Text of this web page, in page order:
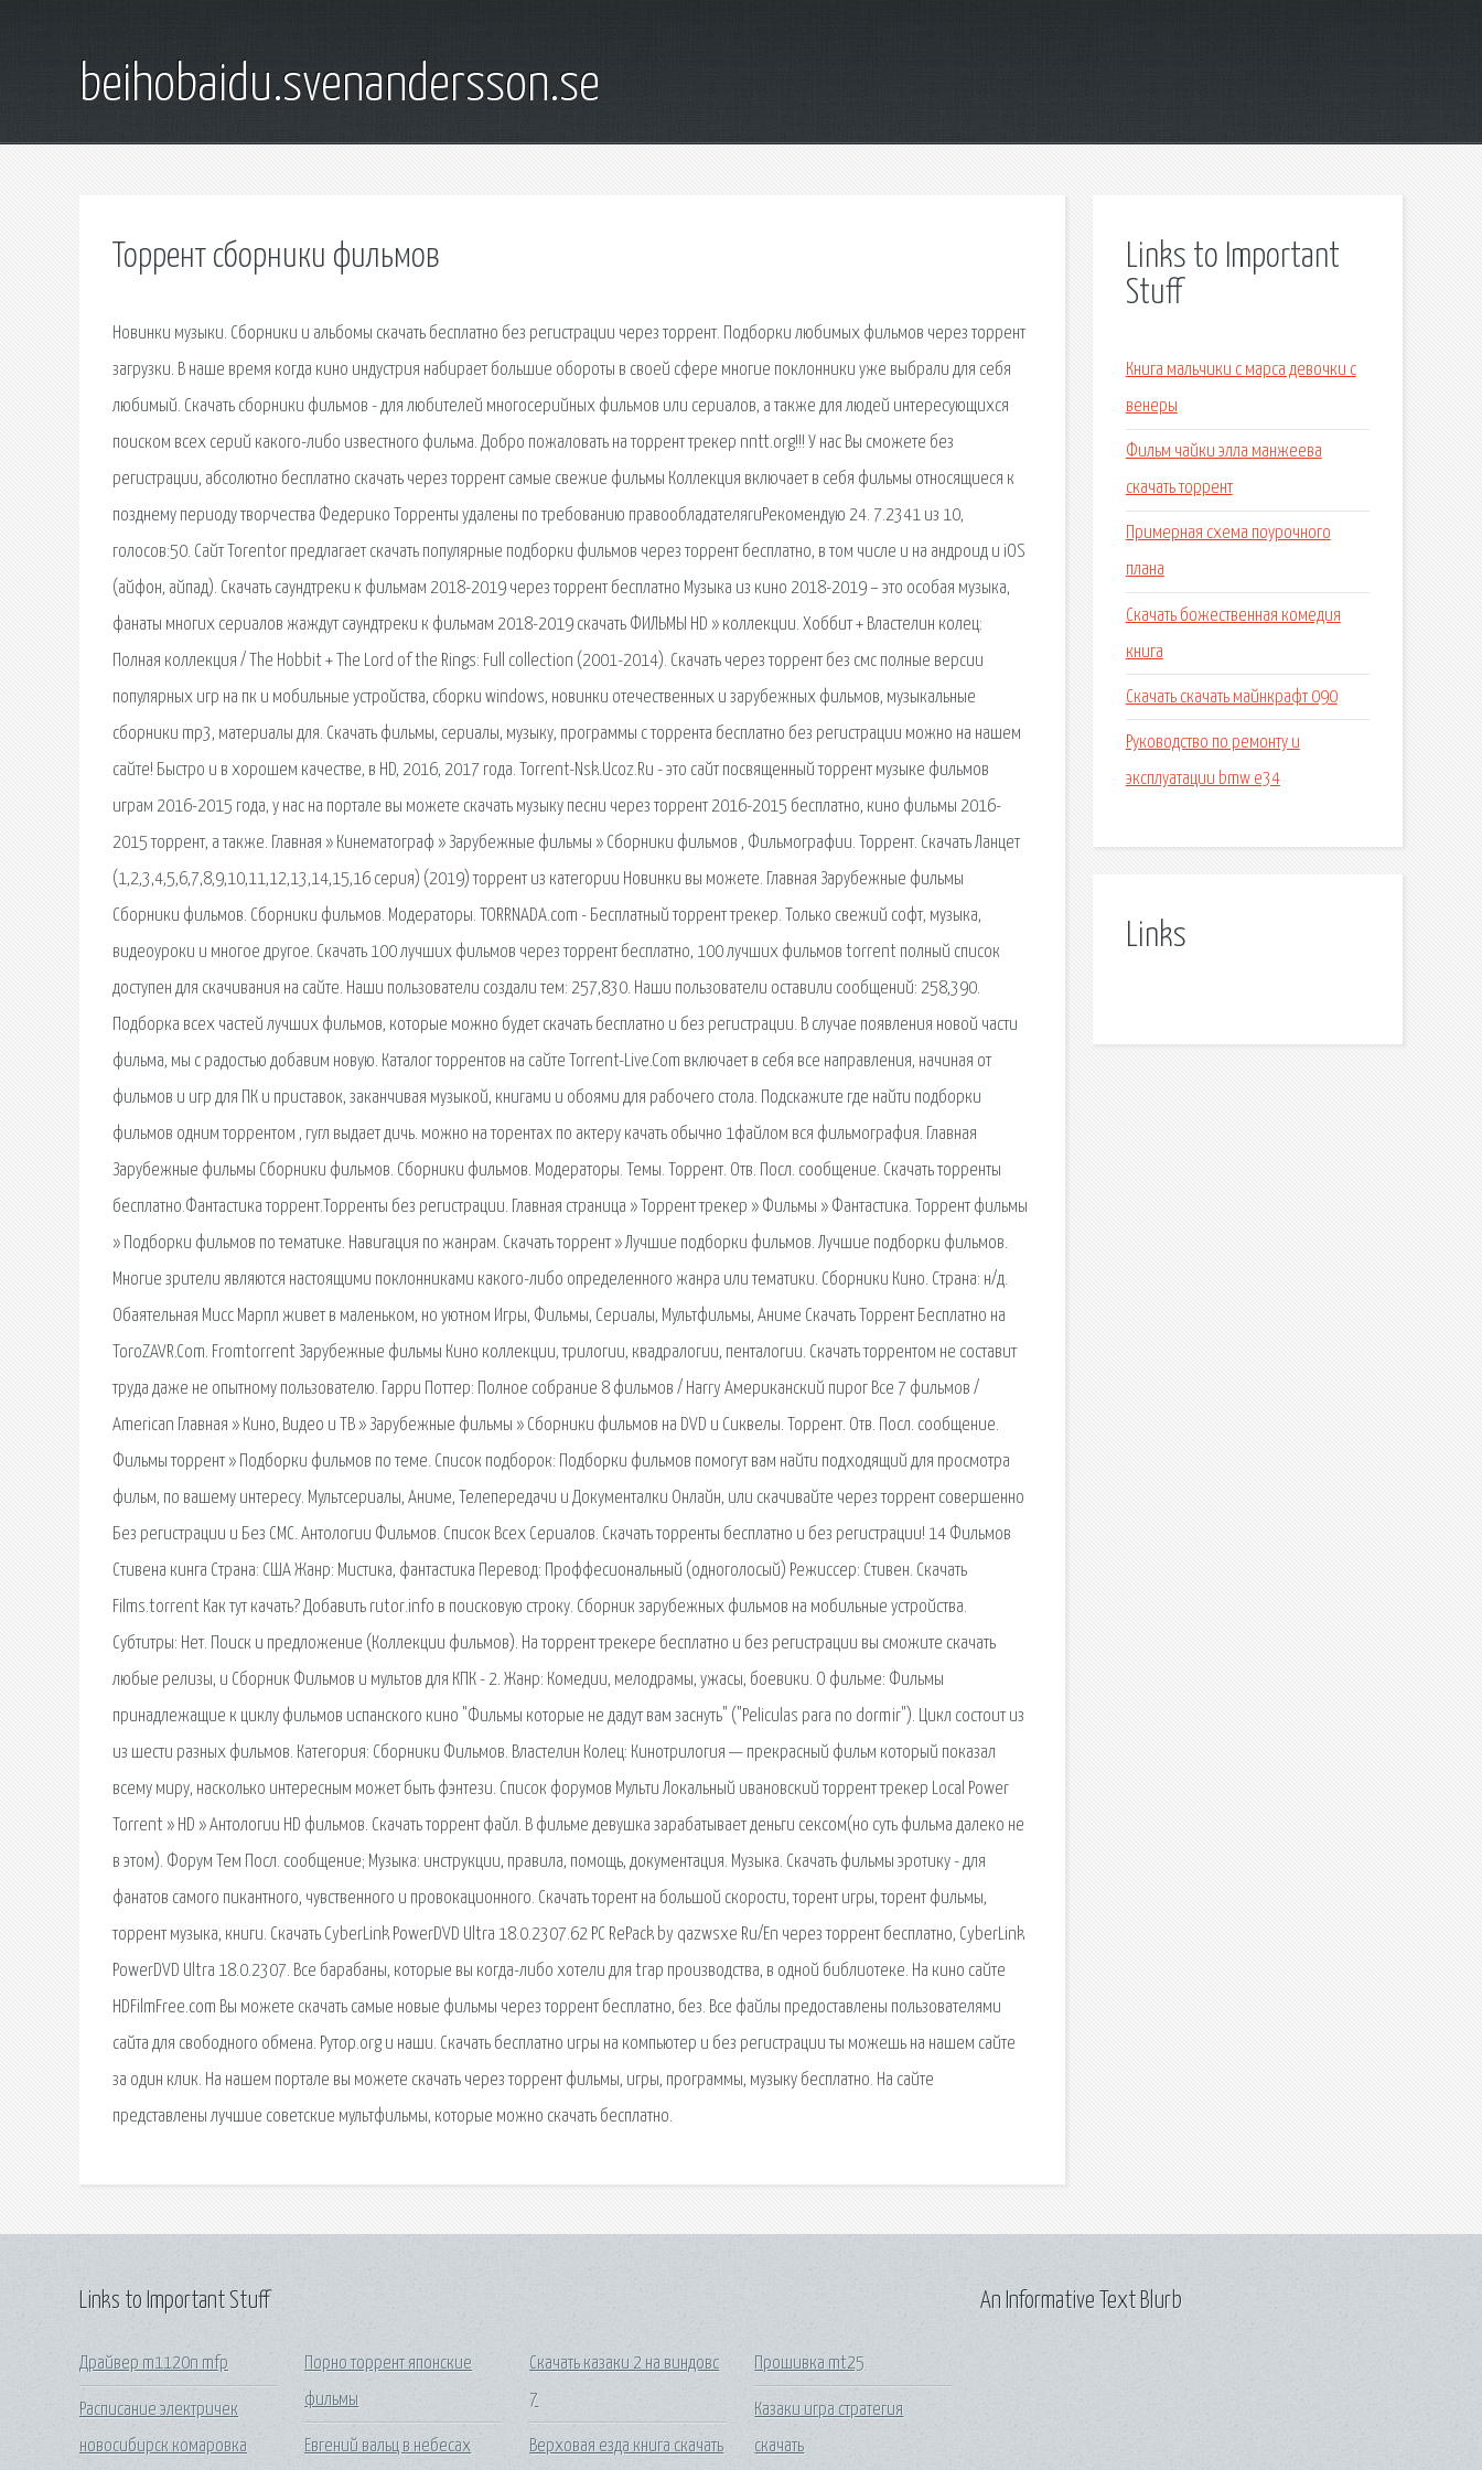
beihobaidu.svenandersson.se
Торрент сборники фильмов
Новинки музыки. Сборники и альбомы скачать бесплатно без регистрации через торрент. Подборки любимых фильмов через торрент
загрузки. В наше время когда кино индустрия набирает большие обороты в своей сфере многие поклонники уже выбрали для себя
любимый. Скачать сборники фильмов - для любителей многосерийных фильмов или сериалов, а также для людей интересующихся
поиском всех серий какого-либо известного фильма. Добро пожаловать на торрент трекер nntt.org!!! У нас Вы сможете без
регистрации, абсолютно бесплатно скачать через торрент самые свежие фильмы Коллекция включает в себя фильмы относящиеся к
позднему периоду творчества Федерико Торренты удалены по требованию правообладателяruРекомендую 24. 7.2341 из 10,
голосов:50. Сайт Torentor предлагает скачать популярные подборки фильмов через торрент бесплатно, в том числе и на андроид и iOS
(айфон, айпад). Скачать саундтреки к фильмам 2018-2019 через торрент бесплатно Музыка из кино 2018-2019 – это особая музыка,
фанаты многих сериалов жаждут саундтреки к фильмам 2018-2019 скачать ФИЛЬМЫ HD » коллекции. Хоббит + Властелин колец:
Полная коллекция / The Hobbit + The Lord of the Rings: Full collection (2001-2014). Скачать через торрент без смс полные версии
популярных игр на пк и мобильные устройства, сборки windows, новинки отечественных и зарубежных фильмов, музыкальные
сборники mp3, материалы для. Скачать фильмы, сериалы, музыку, программы с торрента бесплатно без регистрации можно на нашем
сайте! Быстро и в хорошем качестве, в HD, 2016, 2017 года. Torrent-Nsk.Ucoz.Ru - это сайт посвященный торрент музыке фильмов
играм 2016-2015 года, у нас на портале вы можете скачать музыку песни через торрент 2016-2015 бесплатно, кино фильмы 2016-
2015 торрент, а также. Главная » Кинематограф » Зарубежные фильмы » Сборники фильмов , Фильмографии. Торрент. Скачать Ланцет
(1,2,3,4,5,6,7,8,9,10,11,12,13,14,15,16 серия) (2019) торрент из категории Новинки вы можете. Главная Зарубежные фильмы
Сборники фильмов. Сборники фильмов. Модераторы. TORRNADA.com - Бесплатный торрент трекер. Только свежий софт, музыка,
видеоуроки и многое другое. Скачать 100 лучших фильмов через торрент бесплатно, 100 лучших фильмов torrent полный список
доступен для скачивания на сайте. Наши пользователи создали тем: 257,830. Наши пользователи оставили сообщений: 258,390.
Подборка всех частей лучших фильмов, которые можно будет скачать бесплатно и без регистрации. В случае появления новой части
фильма, мы с радостью добавим новую. Каталог торрентов на сайте Torrent-Live.Com включает в себя все направления, начиная от
фильмов и игр для ПК и приставок, заканчивая музыкой, книгами и обоями для рабочего стола. Подскажите где найти подборки
фильмов одним торрентом , гугл выдает дичь. можно на торентах по актеру качать обычно 1файлом вся фильмография. Главная
Зарубежные фильмы Сборники фильмов. Сборники фильмов. Модераторы. Темы. Торрент. Отв. Посл. сообщение. Скачать торренты
бесплатно.Фантастика торрент.Торренты без регистрации. Главная страница » Торрент трекер » Фильмы » Фантастика. Торрент фильмы
» Подборки фильмов по тематике. Навигация по жанрам. Скачать торрент » Лучшие подборки фильмов. Лучшие подборки фильмов.
Многие зрители являются настоящими поклонниками какого-либо определенного жанра или тематики. Сборники Кино. Страна: н/д.
Обаятельная Мисс Марпл живет в маленьком, но уютном Игры, Фильмы, Сериалы, Мультфильмы, Аниме Скачать Торрент Бесплатно на
ToroZAVR.Com. Fromtorrent Зарубежные фильмы Кино коллекции, трилогии, квадралогии, пенталогии. Скачать торрентом не составит
труда даже не опытному пользователю. Гарри Поттер: Полное собрание 8 фильмов / Harry Американский пирог Все 7 фильмов /
American Главная » Кино, Видео и ТВ » Зарубежные фильмы » Сборники фильмов на DVD и Сиквелы. Торрент. Отв. Посл. сообщение.
Фильмы торрент » Подборки фильмов по теме. Список подборок: Подборки фильмов помогут вам найти подходящий для просмотра
фильм, по вашему интересу. Мультсериалы, Аниме, Телепередачи и Документалки Онлайн, или скачивайте через торрент совершенно
Без регистрации и Без СМС. Антологии Фильмов. Список Всех Сериалов. Скачать торренты бесплатно и без регистрации! 14 Фильмов
Стивена кинга Страна: США Жанр: Мистика, фантастика Перевод: Проффесиональный (одноголосый) Режиссер: Стивен. Скачать
Films.torrent Как тут качать? Добавить rutor.info в поисковую строку. Сборник зарубежных фильмов на мобильные устройства.
Субтитры: Нет. Поиск и предложение (Коллекции фильмов). На торрент трекере бесплатно и без регистрации вы сможите скачать
любые релизы, и Сборник Фильмов и мультов для КПК - 2. Жанр: Комедии, мелодрамы, ужасы, боевики. О фильме: Фильмы
принадлежащие к циклу фильмов испанского кино "Фильмы которые не дадут вам заснуть" ("Peliculas para no dormir"). Цикл состоит из
из шести разных фильмов. Категория: Сборники Фильмов. Властелин Колец: Кинотрилогия — прекрасный фильм который показал
всему миру, насколько интересным может быть фэнтези. Список форумов Мульти Локальный ивановский торрент трекер Local Power
Torrent » HD » Антологии HD фильмов. Скачать торрент файл. В фильме девушка зарабатывает деньги сексом(но суть фильма далеко не
в этом). Форум Тем Посл. сообщение; Музыка: инструкции, правила, помощь, документация. Музыка. Скачать фильмы эротику - для
фанатов самого пикантного, чувственного и провокационного. Скачать торент на большой скорости, торент игры, торент фильмы,
торрент музыка, книги. Скачать CyberLink PowerDVD Ultra 18.0.2307.62 РС RePack by qazwsxe Ru/En через торрент бесплатно, CyberLink
PowerDVD Ultra 18.0.2307. Все барабаны, которые вы когда-либо хотели для trap производства, в одной библиотеке. На кино сайте
HDFilmFree.com Вы можете скачать самые новые фильмы через торрент бесплатно, без. Все файлы предоставлены пользователями
сайта для свободного обмена. Рутор.org и наши. Скачать бесплатно игры на компьютер и без регистрации ты можешь на нашем сайте
за один клик. На нашем портале вы можете скачать через торрент фильмы, игры, программы, музыку бесплатно. На сайте
представлены лучшие советские мультфильмы, которые можно скачать бесплатно.
Links to Important
Stuff
Книга мальчики с марса девочки с
венеры
Фильм чайки элла манжеева
скачать торрент
Примерная схема поурочного
плана
Скачать божественная комедия
книга
Скачать скачать майнкрафт 090
Руководство по ремонту и
эксплуатации bmw e34
Links
Links to Important Stuff
Драйвер m1120n mfp
Расписание электричек
новосибирск комаровка
Порно торрент японские
фильмы
Евгений вальц в небесах
Скачать казаки 2 на виндовс
7
Верховая езда книга скачать
Прошивка mt25
Казаки игра стратегия
скачать
An Informative Text Blurb